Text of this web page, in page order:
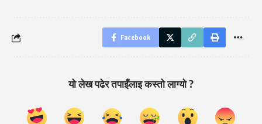
Facebook
यो लेख पढेर तपाइँलाइ कस्तो लाग्यो ?